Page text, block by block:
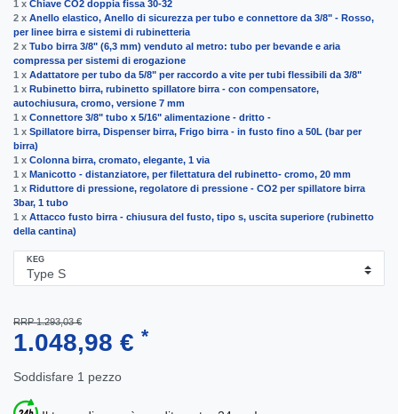
1 x Chiave CO2 doppia fissa 30-32
2 x Anello elastico, Anello di sicurezza per tubo e connettore da 3/8" - Rosso,
per linee birra e sistemi di rubinetteria
2 x Tubo birra 3/8" (6,3 mm) venduto al metro: tubo per bevande e aria
compressa per sistemi di erogazione
1 x Adattatore per tubo da 5/8" per raccordo a vite per tubi flessibili da 3/8"
1 x Rubinetto birra, rubinetto spillatore birra - con compensatore,
autochiusura, cromo, versione 7 mm
1 x Connettore 3/8" tubo x 5/16" alimentazione - dritto -
1 x Spillatore birra, Dispenser birra, Frigo birra - in fusto fino a 50L (bar per
birra)
1 x Сolonna birra, сromato, elegante, 1 via
1 x Manicotto - distanziatore, per filettatura del rubinetto- cromo, 20 mm
1 x Riduttore di pressione, regolatore di pressione - CO2 per spillatore birra
3bar, 1 tubo
1 x Attacco fusto birra - chiusura del fusto, tipo s, uscita superiore (rubinetto
della cantina)
KEG
RRP 1.293,03 €
1.048,98 € *
Soddisfare 1 pezzo